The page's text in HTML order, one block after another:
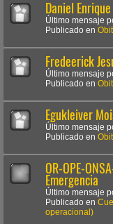
Daniel
Último mensaje
Publicado en
Fredeerick
Último mensaje
Publicado en
Egukleiver
Último mensaje
Publicado en
OR-OPE-
Emergencia
Último mensaje
Publicado en
operacional)